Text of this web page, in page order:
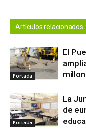
Artículos relacionados
Portada
El
Portada
La
de